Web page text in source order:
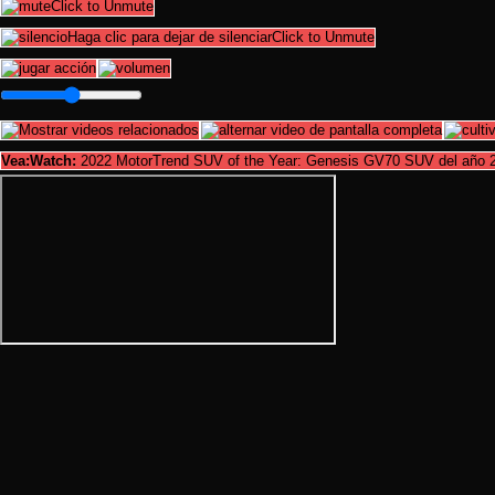
Click to Unmute
Haga clic para dejar de silenciarClick to Unmute
Vea:Watch: 2022 MotorTrend SUV of the Year: Genesis GV70 SUV del año